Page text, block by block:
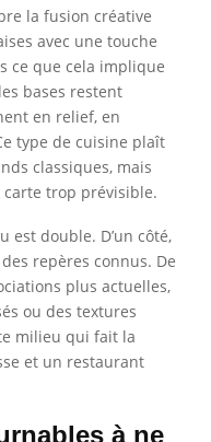
la fusion créative
avec une touche
ce que cela implique
bases restent
en relief, en
type de cuisine plaît
classiques, mais
carte trop prévisible.
est double. D’un côté,
repères connus. De
plus actuelles,
ou des textures
milieu qui fait la
et un restaurant
à ne